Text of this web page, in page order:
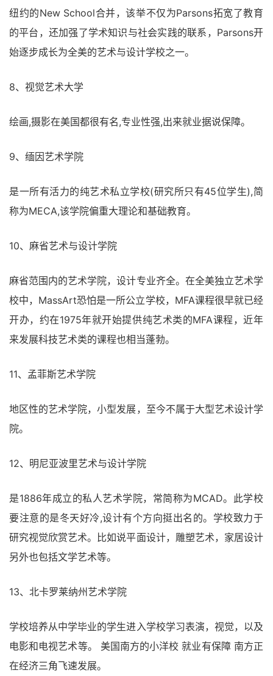
纽约的New School合并，该举不仅为Parsons拓宽了教育
的平台，还加强了学术知识与社会实践的联系，Parsons开
始逐步成长为全美的艺术与设计学校之一。
8、视觉艺术大学
绘画,摄影在美国都很有名,专业性强,出来就业据说保障。
9、缅因艺术学院
是一所有活力的纯艺术私立学校(研究所只有45位学生),简
称为MECA,该学院偏重大理论和基础教育。
10、麻省艺术与设计学院
麻省范围内的艺术学院，设计专业齐全。在全美独立艺术学
校中，MassArt恐怕是一所公立学校，MFA课程很早就已经
开办，约在1975年就开始提供纯艺术类的MFA课程，近年
来发展科技艺术类的课程也相当蓬勃。
11、孟菲斯艺术学院
地区性的艺术学院，小型发展，至今不属于大型艺术设计学
院。
12、明尼亚波里艺术与设计学院
是1886年成立的私人艺术学院，常简称为MCAD。此学校
要注意的是冬天好冷,设计有个方向挺出名的。学校致力于
研究视觉欣赏艺术。比如说平面设计，雕塑艺术，家居设计
另外也包括文学艺术等。
13、北卡罗莱纳州艺术学院
学校培养从中学毕业的学生进入学校学习表演，视觉，以及
电影和电视艺术等。 美国南方的小洋校 就业有保障 南方正
在经济三角飞速发展。